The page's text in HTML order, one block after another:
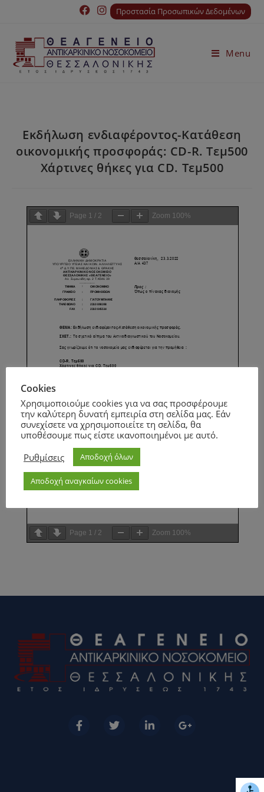
Προστασία Προσωπικών Δεδομένων
Menu
Εκδήλωση ενδιαφέροντος-Κατάθεση
οικονομικής προσφοράς: CD-R. Τεμ500
Χάρτινες θήκες για CD. Τεμ500
Page 1 / 2 Zoom 100%
Page 1 / 2 Zoom 100%
Cookies
Χρησιμοποιούμε cookies για να σας προσφέρουμε
την καλύτερη δυνατή εμπειρία στη σελίδα μας. Εάν
συνεχίσετε να χρησιμοποιείτε τη σελίδα, θα
υποθέσουμε πως είστε ικανοποιημένοι με αυτό.
Ρυθμίσεις
Αποδοχή όλων
Αποδοχή αναγκαίων cookies